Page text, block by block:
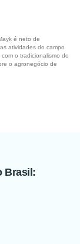
é neto de
atividades do campo
o tradicionalismo do
o agronegócio de
Brasil: